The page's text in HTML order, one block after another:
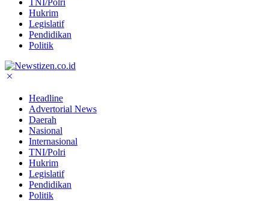
Hukrim
Legislatif
Pendidikan
Politik
Headline
Advertorial News
Daerah
Nasional
Internasional
TNI/Polri
Hukrim
Legislatif
Pendidikan
Politik